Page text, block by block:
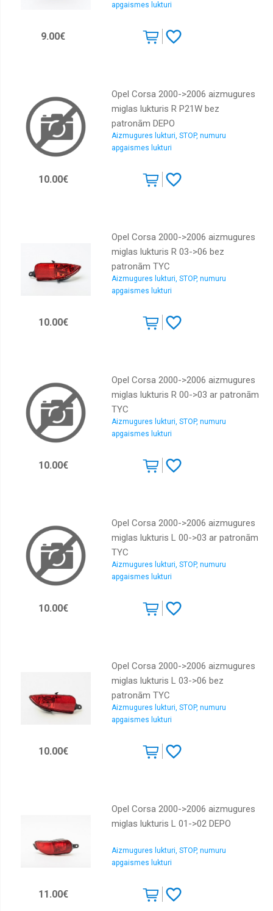
apgaismes lukturi
9.00€
Opel Corsa 2000->2006 aizmugures
miglas lukturis R P21W bez
patronām DEPO
Aizmugures lukturi, STOP, numuru
apgaismes lukturi
10.00€
Opel Corsa 2000->2006 aizmugures
miglas lukturis R 03->06 bez
patronām TYC
Aizmugures lukturi, STOP, numuru
apgaismes lukturi
10.00€
Opel Corsa 2000->2006 aizmugures
miglas lukturis R 00->03 ar patronām
TYC
Aizmugures lukturi, STOP, numuru
apgaismes lukturi
10.00€
Opel Corsa 2000->2006 aizmugures
miglas lukturis L 00->03 ar patronām
TYC
Aizmugures lukturi, STOP, numuru
apgaismes lukturi
10.00€
Opel Corsa 2000->2006 aizmugures
miglas lukturis L 03->06 bez
patronām TYC
Aizmugures lukturi, STOP, numuru
apgaismes lukturi
10.00€
Opel Corsa 2000->2006 aizmugures
miglas lukturis L 01->02 DEPO
Aizmugures lukturi, STOP, numuru
apgaismes lukturi
11.00€